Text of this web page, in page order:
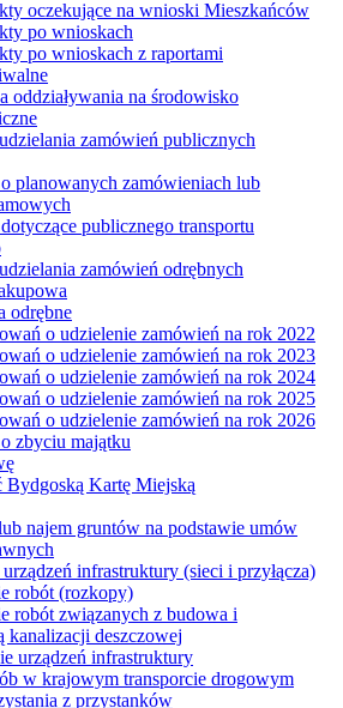
oczekujące na wnioski Mieszkańców
po wnioskach
po wnioskach z raportami
oddziaływania na środowisko
zamówień publicznych
o planowanych zamówieniach lub
publicznego transportu
zamówień odrębnych
odrębne
o udzielenie zamówień na rok 2022
o udzielenie zamówień na rok 2023
o udzielenie zamówień na rok 2024
o udzielenie zamówień na rok 2025
o udzielenie zamówień na rok 2026
zbyciu majątku
Bydgoską Kartę Miejską
najem gruntów na podstawie umów
infrastruktury (sieci i przyłącza)
robót (rozkopy)
robót związanych z budowa i
kanalizacji deszczowej
urządzeń infrastruktury
w krajowym transporcie drogowym
z przystanków